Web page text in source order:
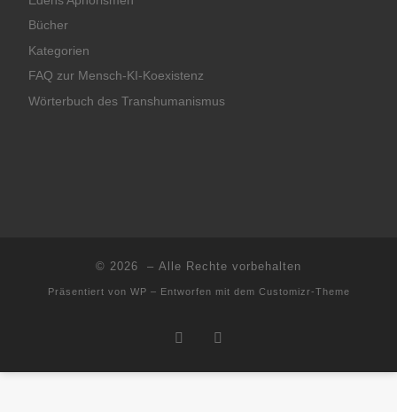
Bücher
Kategorien
FAQ zur Mensch-KI-Koexistenz
Wörterbuch des Transhumanismus
© 2026 – Alle Rechte vorbehalten
Präsentiert von WP – Entworfen mit dem Customizr-Theme